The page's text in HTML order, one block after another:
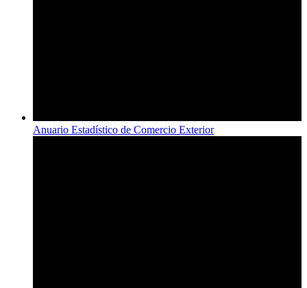
Anuario Estadístico de Comercio Exterior